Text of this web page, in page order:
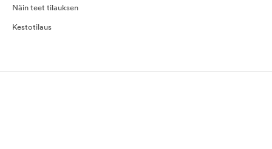
Näin teet tilauksen
Kestotilaus